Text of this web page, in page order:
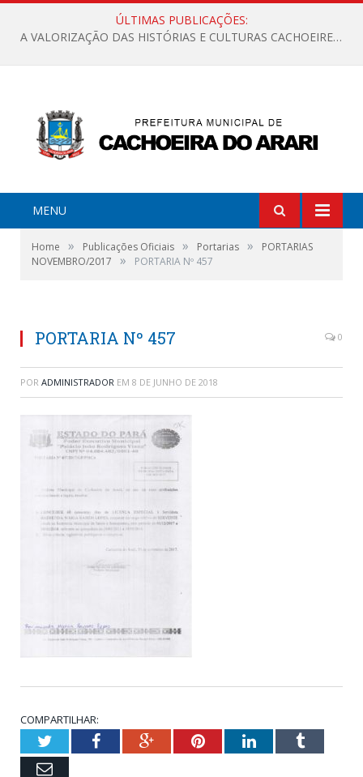
ÚLTIMAS PUBLICAÇÕES:
A VALORIZAÇÃO DAS HISTÓRIAS E CULTURAS CACHOEIRENSES
MENU
Home » Publicações Oficiais » Portarias »
PORTARIAS
NOVEMBRO/2017
» PORTARIA Nº 457
PORTARIA Nº 457 0
POR ADMINISTRADOR EM 8 DE JUNHO DE 2018
COMPARTILHAR:
TwitterFacebookGoogle+PinterestLinkedInTumblr
Email